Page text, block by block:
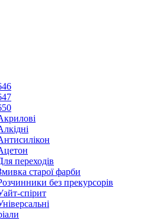
переходів
старої фарби
без прекурсорів
спірит